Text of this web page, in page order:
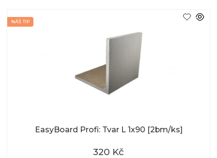
EasyBoard Profi: Tvar L 1x90 [2bm/ks]
NÁŠ TIP
320 Kč